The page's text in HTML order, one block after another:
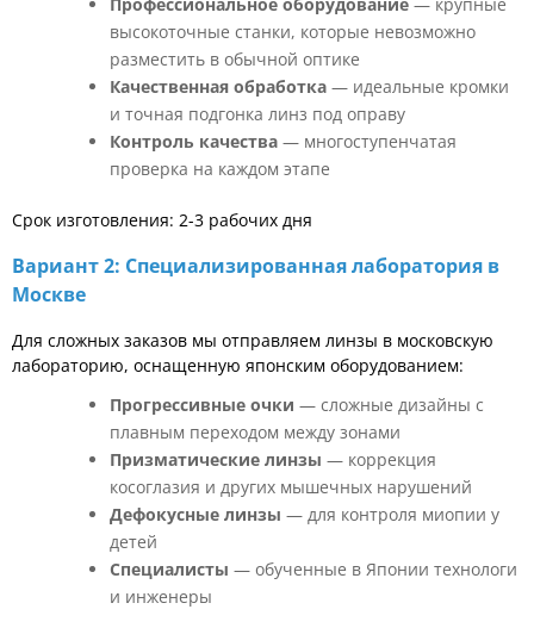
высокоточные станки, которые невозможно
разместить в обычной оптике
Качественная обработка — идеальные кромки
и точная подгонка линз под оправу
Контроль качества — многоступенчатая
проверка на каждом этапе
Срок изготовления: 2-3 рабочих дня
Вариант 2: Специализированная лаборатория в
Москве
Для сложных заказов мы отправляем линзы в московскую
лабораторию, оснащенную японским оборудованием:
Прогрессивные очки — сложные дизайны с
плавным переходом между зонами
Призматические линзы — коррекция
косоглазия и других мышечных нарушений
Дефокусные линзы — для контроля миопии у
детей
Специалисты — обученные в Японии технологи
и инженеры